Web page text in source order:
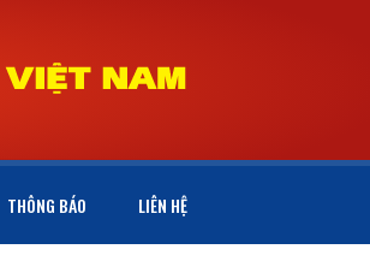
THÔNG BÁO LIÊN HỆ